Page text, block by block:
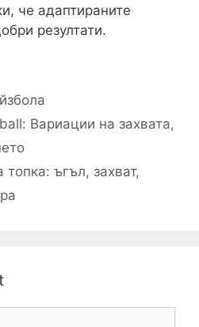
че адаптираните
резултати.
Вариации на захвата,
ъгъл, захват,